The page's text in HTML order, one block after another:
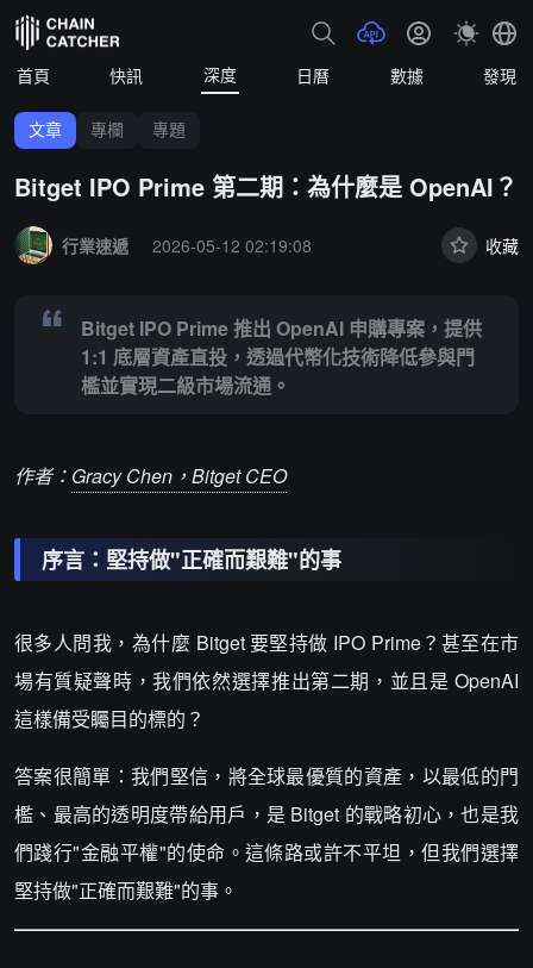
首頁 快訊 深度 日曆 數據 發現
文章 專欄 專題
Bitget IPO Prime 第二期：為什麼是 OpenAI？
行業速遞
2026-05-12 02:19:08 收藏
Bitget IPO Prime 推出 OpenAI 申購專案，提供
1:1 底層資產直投，透過代幣化技術降低參與門
檻並實現二級市場流通。
作者： Gracy Chen，Bitget CEO
序言：堅持做"正確而艱難"的事
很多人問我，為什麼 Bitget 要堅持做 IPO Prime？甚至在市
場有質疑聲時，我們依然選擇推出第二期，並且是 OpenAI
這樣備受矚目的標的？
答案很簡單：我們堅信，將全球最優質的資產，以最低的門
檻、最高的透明度帶給用戶，是 Bitget 的戰略初心，也是我
們踐行"金融平權"的使命。這條路或許不平坦，但我們選擇
堅持做"正確而艱難"的事。